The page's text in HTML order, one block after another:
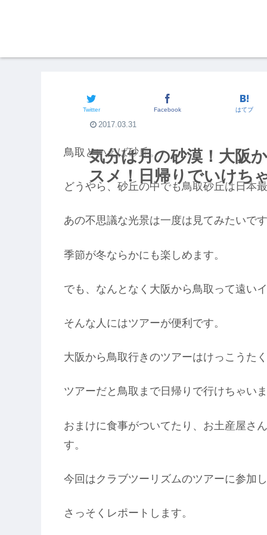
気分は月の砂漠！大阪
スメ！日帰りでいけち
Twitter Facebook はてブ
2017.03.31
鳥取といえば砂丘。
どうやら、砂丘の中でも鳥取砂丘は日本
あの不思議な光景は一度は見てみたいで
季節が冬ならかにも楽しめます。
でも、なんとなく大阪から鳥取って遠い
そんな人にはツアーが便利です。
大阪から鳥取行きのツアーはけっこうた
ツアーだと鳥取まで日帰りで行けちゃい
おまけに食事がついてたり、お土産屋さ
す。
今回はクラブツーリズムのツアーに参加
さっそくレポートします。